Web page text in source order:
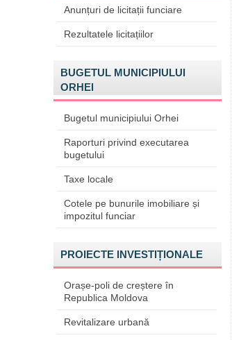
Anunțuri de licitații funciare
Rezultatele licitațiilor
BUGETUL MUNICIPIULUI
ORHEI
Bugetul municipiului Orhei
Raporturi privind executarea
bugetului
Taxe locale
Cotele pe bunurile imobiliare și
impozitul funciar
PROIECTE INVESTIȚIONALE
Orașe-poli de creștere în
Republica Moldova
Revitalizare urbană